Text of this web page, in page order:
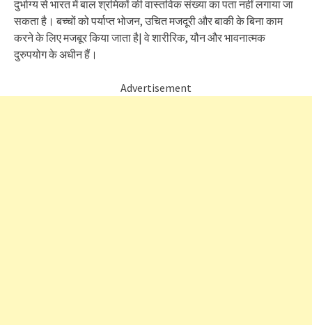
दुर्भाग्य से भारत में बाल श्रमिकों की वास्तविक संख्या का पता नहीं लगाया जा
सकता है। बच्चों को पर्याप्त भोजन, उचित मजदूरी और बाकी के बिना काम
करने के लिए मजबूर किया जाता है| वे शारीरिक, यौन और भावनात्मक
दुरुपयोग के अधीन हैं।
Advertisement